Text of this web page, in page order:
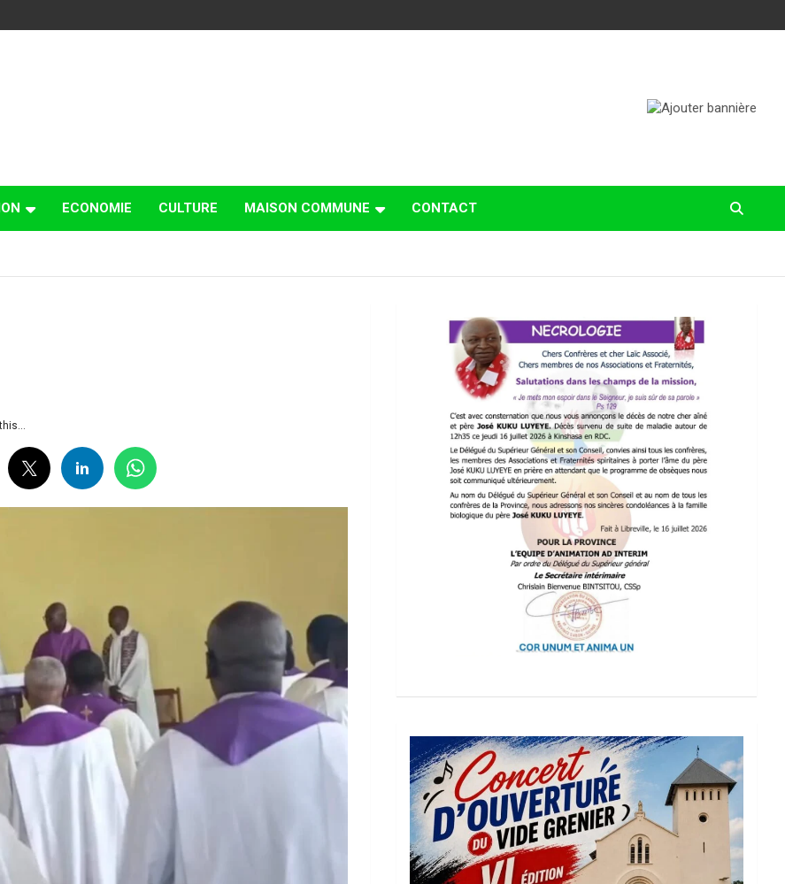
ECONOMIE CULTURE MAISON COMMUNE CONTACT